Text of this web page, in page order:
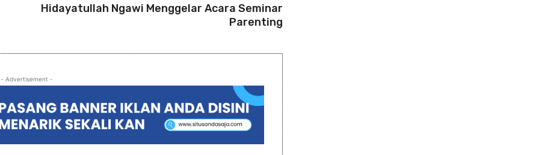
Hidayatullah Ngawi Menggelar Acara Seminar
Parenting
- Advertisement -